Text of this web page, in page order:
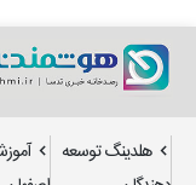
هلدینگ توسعه